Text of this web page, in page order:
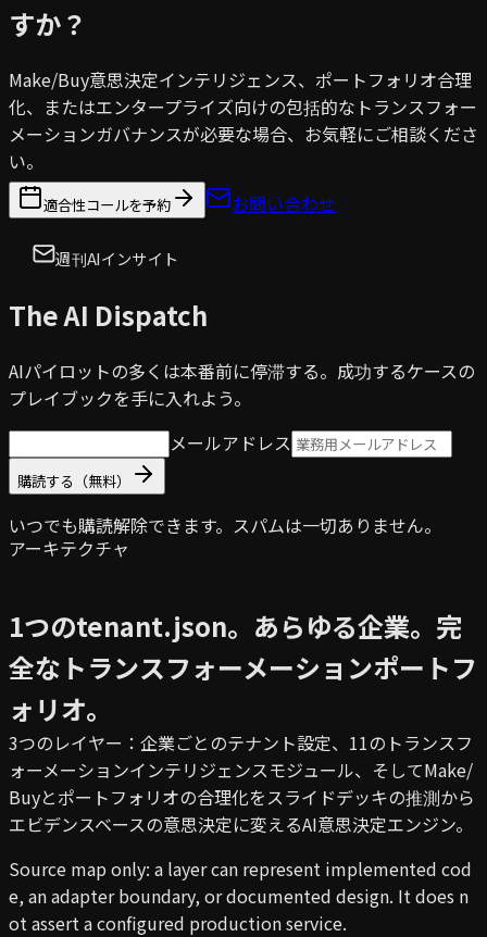
すか？
Make/Buy意思決定インテリジェンス、ポートフォリオ合理
化、またはエンタープライズ向けの包括的なトランスフォー
メーションガバナンスが必要な場合、お気軽にご相談くださ
い。
適合性コールを予約 お問い合わせ
週刊AIインサイト
The AI Dispatch
AIパイロットの多くは本番前に停滞する。成功するケースの
プレイブックを手に入れよう。
メールアドレス
購読する（無料）
いつでも購読解除できます。スパムは一切ありません。
アーキテクチャ
1つのtenant.json。あらゆる企業。完
全なトランスフォーメーションポートフ
ォリオ。
3つのレイヤー：企業ごとのテナント設定、11のトランスフ
ォーメーションインテリジェンスモジュール、そしてMake/
Buyとポートフォリオの合理化をスライドデッキの推測から
エビデンスベースの意思決定に変えるAI意思決定エンジン。
Source map only: a layer can represent implemented cod
e, an adapter boundary, or documented design. It does n
ot assert a configured production service.